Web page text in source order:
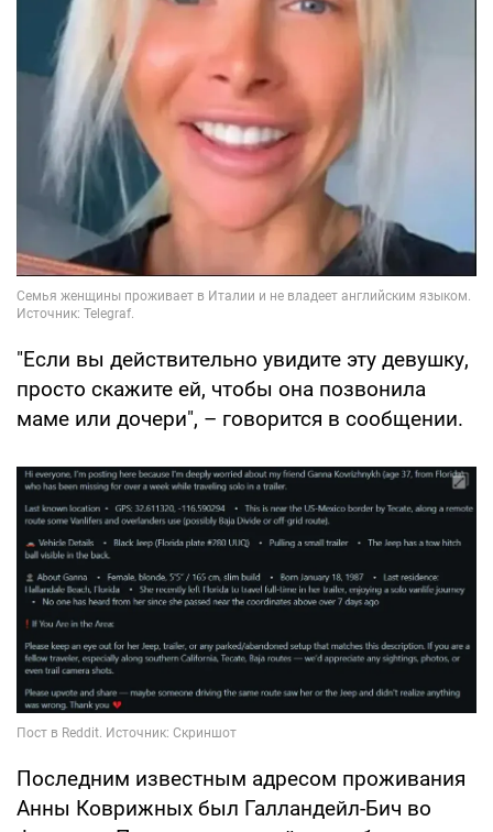
"Если вы действительно увидите эту девушку,
просто скажите ей, чтобы она позвонила
маме или дочери", – говорится в сообщении.
Последним известным адресом проживания
Анны Коврижных был Галландейл-Бич во